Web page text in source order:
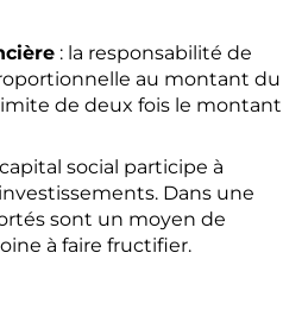
: la responsabilité de
au montant du
de deux fois le montant
social participe à
Dans une
sont un moyen de
à faire fructifier.